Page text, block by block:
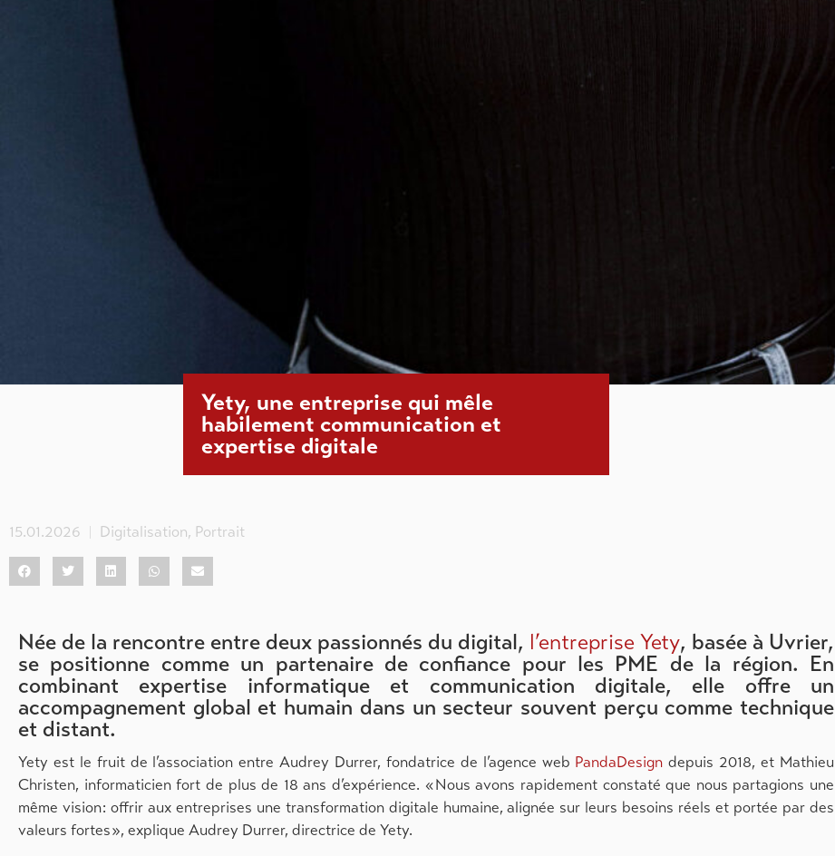
Yety, une entreprise qui mêle
habilement communication et
expertise digitale
15.01.2026 Digitalisation, Portrait
Née de la rencontre entre deux passionnés du digital, l’entreprise Yety, basée à Uvrier,
se positionne comme un partenaire de confiance pour les PME de la région. En
combinant expertise informatique et communication digitale, elle offre un
accompagnement global et humain dans un secteur souvent perçu comme technique
et distant.
Yety est le fruit de l’association entre Audrey Durrer, fondatrice de l’agence web PandaDesign depuis 2018, et Mathieu
Christen, informaticien fort de plus de 18 ans d’expérience. « Nous avons rapidement constaté que nous partagions une
même vision : offrir aux entreprises une transformation digitale humaine, alignée sur leurs besoins réels et portée par des
valeurs fortes », explique Audrey Durrer, directrice de Yety.